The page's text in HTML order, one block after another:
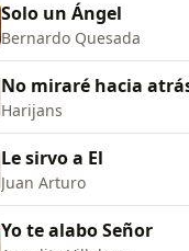
Solo un Ángel
Bernardo Quesada
No miraré hacia
Harijans
Le sirvo a El
Juan Arturo
Yo te alabo Señor